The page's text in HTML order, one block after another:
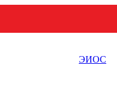
ЭИОС